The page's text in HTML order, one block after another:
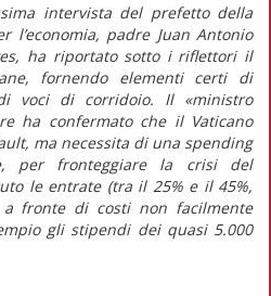
intervista del prefetto della
l’economia, padre Juan Antonio
ha riportato sotto i riflettori il
fornendo elementi certi di
voci di corridoio. Il «ministro
ha confermato che il Vaticano
ma necessita di una spending
per fronteggiare la crisi del
le entrate (tra il 25% e il 45%,
fronte di costi non facilmente
gli stipendi dei quasi 5.000